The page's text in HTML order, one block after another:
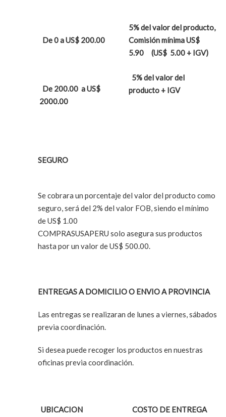
De 0 a US$ 200.00
5% del valor del producto,
Comisión mínima US$
5.90 (US$ 5.00 + IGV)
De 200.00 a US$
2000.00
5% del valor del
producto + IGV
SEGURO
Se cobrara un porcentaje del valor del producto como
seguro, será del 2% del valor FOB, siendo el mínimo
de US$ 1.00
COMPRASUSAPERU solo asegura sus productos
hasta por un valor de US$ 500.00.
ENTREGAS A DOMICILIO O ENVIO A PROVINCIA
Las entregas se realizaran de lunes a viernes, sábados
previa coordinación.
Si desea puede recoger los productos en nuestras
oficinas previa coordinación.
UBICACION COSTO DE ENTREGA